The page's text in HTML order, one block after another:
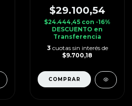
$29.100,54
$24.444,45 con -16%
DESCUENTO en
Transferencia
3 cuotas sin interés de
$9.700,18